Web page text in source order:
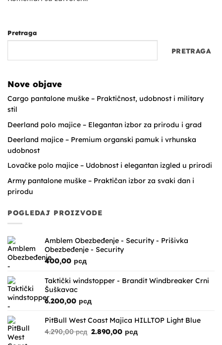
Pretraga
PRETRAGA
Nove objave
Cargo pantalone muške – Praktičnost, udobnost i military
stil
Deerland polo majice – Elegantan izbor za prirodu i grad
Deerland majice – Premium organski pamuk i vrhunska
udobnost
Lovačke polo majice – Udobnost i elegantan izgled u prirodi
Army pantalone muške – Praktičan izbor za svaki dan i
prirodu
POGLEDAJ PROIZVODE
Amblem Obezbeđenje - Security - Prišivka
Obezbeđenje - Security
400,00 рсд
Taktički windstopper - Brandit Windbreaker Crni
Šuškavac
6.200,00 рсд
PitBull West Coast Majica HILLTOP Light Blue
4.290,00рсд Originalna
2.890,00 рсдTrenutna